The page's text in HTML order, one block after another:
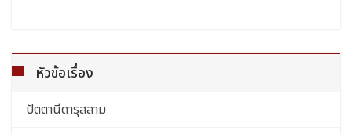
หัวข้อเรื่อง
ปัตตานีดารุสลาม